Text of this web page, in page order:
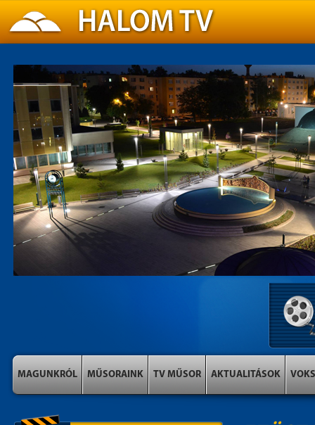
MAGUNKRÓL MŰSORAINK TV MŰSOR AKTUALITÁSOK VOKS